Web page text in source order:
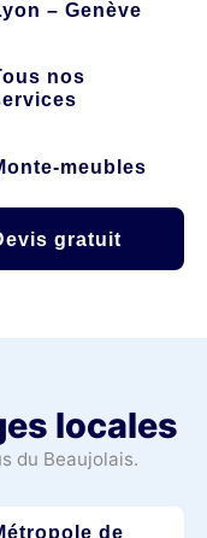
– Genève
nos
meubles
gratuit
locales
du Beaujolais.
de